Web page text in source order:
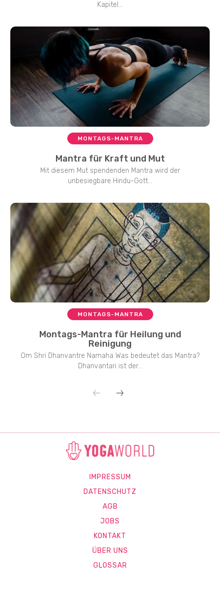
Kapitel...
MONTAGS-MANTRA
Mantra für Kraft und Mut
Mit diesem Mut spendenden Mantra wird der
unbesiegbare Hindu-Gott...
MONTAGS-MANTRA
Montags-Mantra für Heilung und
Reinigung
Om Shri Dhanvantre Namaha Was bedeutet das Mantra?
Dhanvantari ist der...
IMPRESSUM
DATENSCHUTZ
AGB
JOBS
KONTAKT
ÜBER UNS
GLOSSAR